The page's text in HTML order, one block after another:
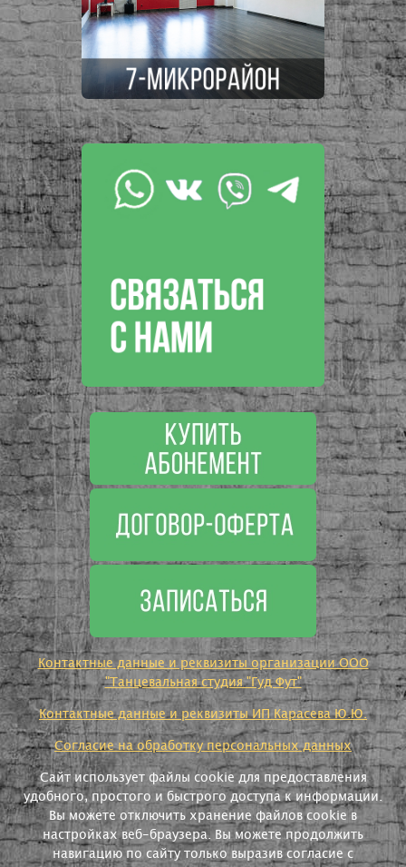
Контактные данные и реквизиты организации ООО
"Танцевальная студия "Гуд Фут"
Контактные данные и реквизиты ИП Карасева Ю.Ю.
Согласие на обработку персональных данных
Сайт использует файлы cookie для предоставления
удобного, простого и быстрого доступа к информации.
Вы можете отключить хранение файлов cookie в
настройках веб-браузера. Вы можете продолжить
навигацию по сайту только выразив согласие с